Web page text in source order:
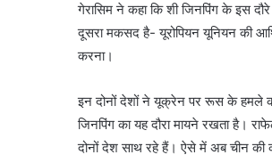
गेरासिम ने कहा कि शी जिनपिंग के इस
दूसरा मकसद है- यूरोपियन यूनियन की
करना।
इन दोनों देशों ने यूक्रेन पर रूस के हमले
जिनपिंग का यह दौरा मायने रखता है।
दोनों देश साथ रहे हैं। ऐसे में अब चीन की